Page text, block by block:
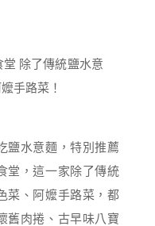
鹽水意麵，特別推薦
堂，這一家除了傳統
菜、阿嬤手路菜，都
舊肉捲、古早味八寶